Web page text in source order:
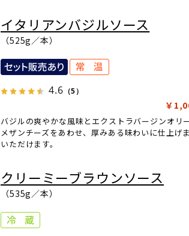
イタリアンバジルソース
（525g／本）
4.6 （5）
￥
バジルの爽やかな風味とエクストラバージンオリ
メザンチーズをあわせ、厚みある味わいに仕上
いただけます。
クリーミーブラウンソース
（535g／本）